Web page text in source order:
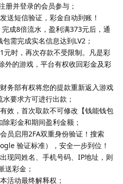
册并登录的会员参与；
送短信验证，彩金自动到账！
成8倍流水，盈利满373元后，通
需完成实名信息达到LV2；
元时，再次存款不受限制。凡是彩
外的游戏，平台有权收回彩金及彩
务部有权将您的提款重新返入游戏
要求方可进行出款；
效，首次取款不可修改【钱能钱包
彩金和期间盈利金额；
员启用2FA双重身份验证！搜索
验证标准），安全一步到位！
现同姓名、手机号码、IP地址，则
送彩金；
活动最终解释权；